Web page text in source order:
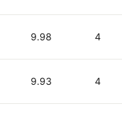
9.98 4
9.93 4